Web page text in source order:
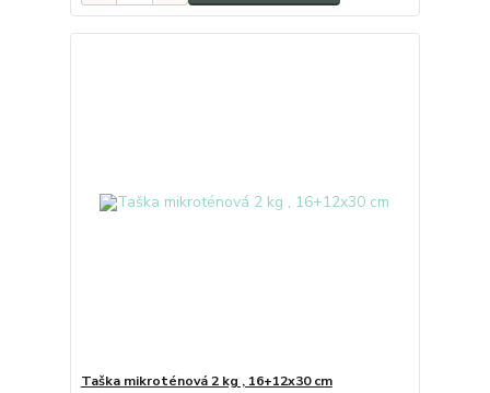
Taška mikroténová 2 kg , 16+12x30 cm